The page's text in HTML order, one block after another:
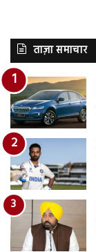
ताज़ा समाचार